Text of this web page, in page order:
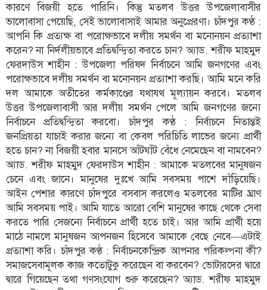
ফটোগ্রাফার
বিতর্কায়ন
নারীকণ্ঠ
চাঁদপুর
কণ্ঠের
প্রতিষ্ঠাবার্ষিকী
ছবি
ভিডিও
আর্কাইভ
পুরানো
আর্কাইভ
কারণে বিজয়ী হতে পারিনি। কিন্তু মতলব উত্তর উপজেলাবাসীর
ভালোবাসা পেয়েছি, সেই ভালোবাসাই আমার অনুপ্রেরণা। চাঁদপুর কণ্ঠ :
আপনি কি প্রত্যক্ষ বা পরোক্ষভাবে দলীয় সমর্থন বা মনোনয়ন প্রত্যাশা
করেন? না নির্দলীয়ভাবে প্রতিদ্বন্দ্বিতা করতে চান? অ্যাড. শরীফ মাহমুদ
ফেরদাউস শাহীন : উপজেলা পরিষদ নির্বাচনে আমি জনগণের এবং
পরোক্ষভাবে দলীয় সমর্থন বা মনোনয়ন প্রত্যাশা করছি। আমি মনে করি
দল আমাকে অতীতের কর্মকাণ্ডের যথাযথ মূল্যায়ন করবে। মতলব
উত্তর উপজেলাবাসী আর দলীয় সমর্থন পেলে আমি জনগণের জন্যে
নির্বাচনে প্রতিদ্বন্দ্বিতা করবো। চাঁদপুর কণ্ঠ : নির্বাচনে নিতান্তই
জনপ্রিয়তা যাচাই করার জন্যে বা কেবল পরিচিতি লাভের জন্যে প্রার্থী
হতে চান? না বিজয়ী হবার মানসে আঁটঘাঁট বেঁধে নেমেছেন বা নামবেন?
অ্যাড. শরীফ মাহমুদ ফেরদাউস শাহীন : আমাকে মতলবের মানুষজন
চেনে এবং জানে। মানুষের দুঃখে আমি সবসময় পাশে দাঁড়িয়েছি।
আইন পেশার কারণে চাঁদপুরে বসবাস করলেও মতলবের মাটির ঘ্রাণ
আমি সবসময় পাই। আমি যাতে আরো বেশি মানুষের কাছে থেকে সেবা
করতে পারি সেজন্যে নির্বাচনে প্রার্থী হতে চাই। আর আমি প্রার্থী হয়ে
মাঠে নামলে মানুষজন আপনজন হিসেবে আমাকে বেছে নেবে—এটাই
প্রত্যাশা করি। চাঁদপুর কণ্ঠ : নির্বাচনকেন্দ্রিক আপনার পরিকল্পনা কী?
সমাজসেবামূলক কাজ কতোটুকু করেছেন বা করবেন? ভোটারদের দ্বারে
দ্বারে গিয়েছেন তথা গণসংযোগ শুরু করেছেন? অ্যাড. শরীফ মাহমুদ